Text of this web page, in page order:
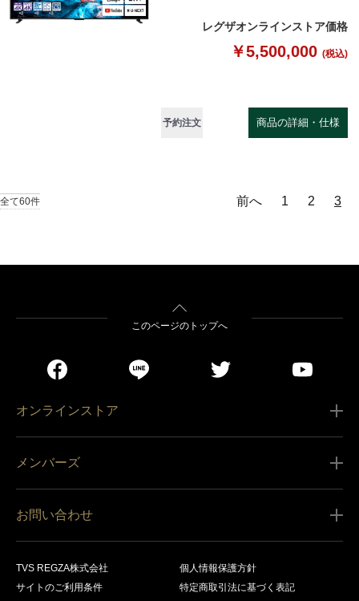
レグザオンラインストア価格
￥5,500,000 (税込)
予約注文 商品の詳細・仕様
全て60件 前へ 1 2 3
このページのトップへ
オンラインストア
営業日カレンダー
メンバーズ
会員規約
商品登録
お問い合わせ
TVS REGZA株式会社
個人情報保護方針
サイトのご利用条件
特定商取引法に基づく表記